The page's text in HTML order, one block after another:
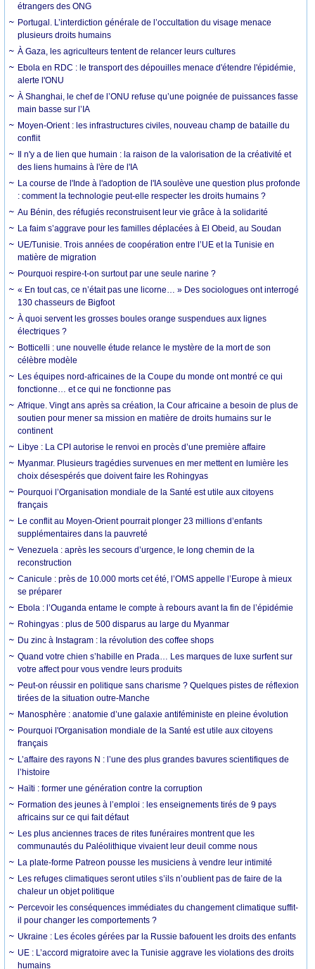
étrangers des ONG
Portugal. L’interdiction générale de l’occultation du visage menace
plusieurs droits humains
À Gaza, les agriculteurs tentent de relancer leurs cultures
Ebola en RDC : le transport des dépouilles menace d'étendre l'épidémie,
alerte l'ONU
À Shanghai, le chef de l’ONU refuse qu’une poignée de puissances fasse
main basse sur l’IA
Moyen-Orient : les infrastructures civiles, nouveau champ de bataille du
conflit
Il n'y a de lien que humain : la raison de la valorisation de la créativité et
des liens humains à l'ère de l'IA
La course de l'Inde à l'adoption de l'IA soulève une question plus profonde
: comment la technologie peut-elle respecter les droits humains ?
Au Bénin, des réfugiés reconstruisent leur vie grâce à la solidarité
La faim s’aggrave pour les familles déplacées à El Obeid, au Soudan
UE/Tunisie. Trois années de coopération entre l’UE et la Tunisie en
matière de migration
Pourquoi respire-t-on surtout par une seule narine ?
« En tout cas, ce n’était pas une licorne… » Des sociologues ont interrogé
130 chasseurs de Bigfoot
À quoi servent les grosses boules orange suspendues aux lignes
électriques ?
Botticelli : une nouvelle étude relance le mystère de la mort de son
célèbre modèle
Les équipes nord-africaines de la Coupe du monde ont montré ce qui
fonctionne… et ce qui ne fonctionne pas
Afrique. Vingt ans après sa création, la Cour africaine a besoin de plus de
soutien pour mener sa mission en matière de droits humains sur le
continent
Libye : La CPI autorise le renvoi en procès d’une première affaire
Myanmar. Plusieurs tragédies survenues en mer mettent en lumière les
choix désespérés que doivent faire les Rohingyas
Pourquoi l’Organisation mondiale de la Santé est utile aux citoyens
français
Le conflit au Moyen-Orient pourrait plonger 23 millions d’enfants
supplémentaires dans la pauvreté
Venezuela : après les secours d’urgence, le long chemin de la
reconstruction
Canicule : près de 10.000 morts cet été, l’OMS appelle l’Europe à mieux
se préparer
Ebola : l’Ouganda entame le compte à rebours avant la fin de l’épidémie
Rohingyas : plus de 500 disparus au large du Myanmar
Du zinc à Instagram : la révolution des coffee shops
Quand votre chien s’habille en Prada… Les marques de luxe surfent sur
votre affect pour vous vendre leurs produits
Peut-on réussir en politique sans charisme ? Quelques pistes de réflexion
tirées de la situation outre-Manche
Manosphère : anatomie d’une galaxie antiféministe en pleine évolution
Pourquoi l'Organisation mondiale de la Santé est utile aux citoyens
français
L’affaire des rayons N : l’une des plus grandes bavures scientifiques de
l’histoire
Haïti : former une génération contre la corruption
Formation des jeunes à l’emploi : les enseignements tirés de 9 pays
africains sur ce qui fait défaut
Les plus anciennes traces de rites funéraires montrent que les
communautés du Paléolithique vivaient leur deuil comme nous
La plate-forme Patreon pousse les musiciens à vendre leur intimité
Les refuges climatiques seront utiles s’ils n’oublient pas de faire de la
chaleur un objet politique
Percevoir les conséquences immédiates du changement climatique suffit-
il pour changer les comportements ?
Ukraine : Les écoles gérées par la Russie bafouent les droits des enfants
UE : L’accord migratoire avec la Tunisie aggrave les violations des droits
humains